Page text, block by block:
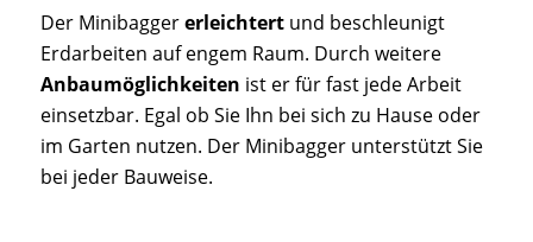
Der Minibaggererleichtert und beschleunigt
Erdarbeiten auf engem Raum. Durch weitere
Anbaumöglichkeiten ist er für fast jede Arbeit
einsetzbar. Egal ob Sie Ihn bei sich zu Hause oder
im Garten nutzen. Der Minibagger unterstützt Sie
bei jeder Bauweise.